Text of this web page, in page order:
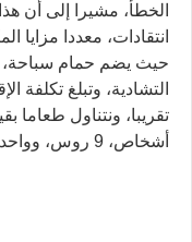
الخطأ، مشيرا إلى أن
انتقادات، معددا
حيث يضم حمام
أشخاص، 9 روس، وواحدة ليتوانية".